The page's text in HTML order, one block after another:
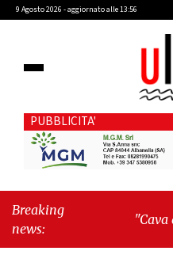
9 Agosto 2026 - aggiornato alle 13:56
PUBBLICITA'
Breaking
news:
"Cava de’